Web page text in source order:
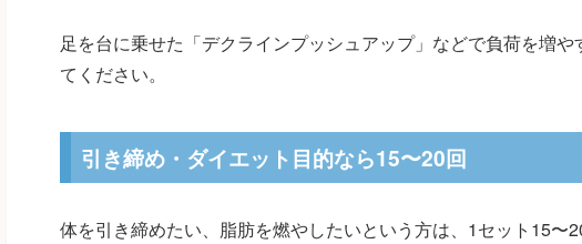
足を台に乗せた「デクラインプッシュアップ」などで負荷を増
てください。
引き締め・ダイエット目的なら15〜20回
体を引き締めたい、脂肪を燃やしたいという方は、1セット15〜